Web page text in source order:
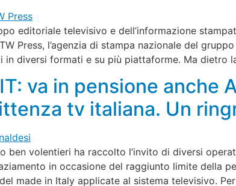
editoriale televisivo e dell’informazione
Press, l’agenzia di stampa nazionale del
in diversi formati e su più piattaforme. Ma dietro
va in pensione anche
tv italiana. Un
ben volentieri ha raccolto l’invito di diversi
in occasione del raggiunto limite della
made in Italy applicate al sistema televisivo.